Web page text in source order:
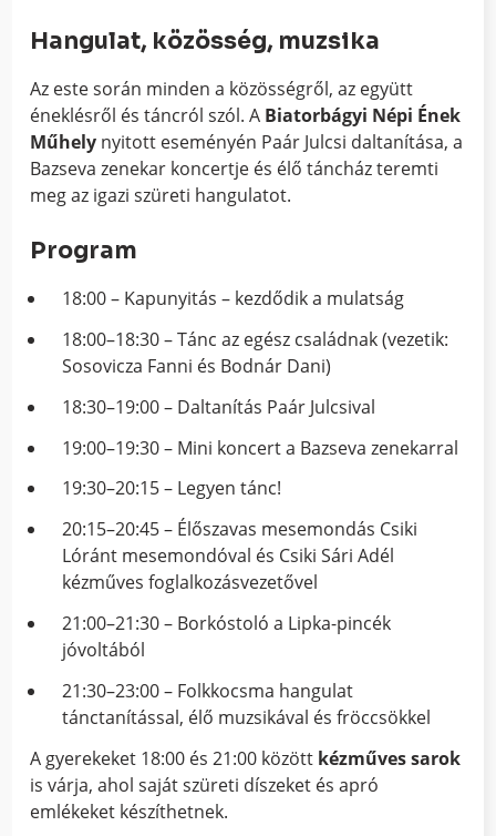
Hangulat, közösség, muzsika
Az este során minden a közösségről, az együtt
éneklésről és táncról szól. A Biatorbágyi Népi Ének
Műhely nyitott eseményén Paár Julcsi daltanítása, a
Bazseva zenekar koncertje és élő táncház teremti
meg az igazi szüreti hangulatot.
Program
18:00 – Kapunyitás – kezdődik a mulatság
18:00–18:30 – Tánc az egész családnak (vezetik:
Sosovicza Fanni és Bodnár Dani)
18:30–19:00 – Daltanítás Paár Julcsival
19:00–19:30 – Mini koncert a Bazseva zenekarral
19:30–20:15 – Legyen tánc!
20:15–20:45 – Élőszavas mesemondás Csiki
Lóránt mesemondóval és Csiki Sári Adél
kézműves foglalkozásvezetővel
21:00–21:30 – Borkóstoló a Lipka-pincék
jóvoltából
21:30–23:00 – Folkkocsma hangulat
tánctanítással, élő muzsikával és fröccsökkel
A gyerekeket 18:00 és 21:00 között kézműves sarok
is várja, ahol saját szüreti díszeket és apró
emlékeket készíthetnek.